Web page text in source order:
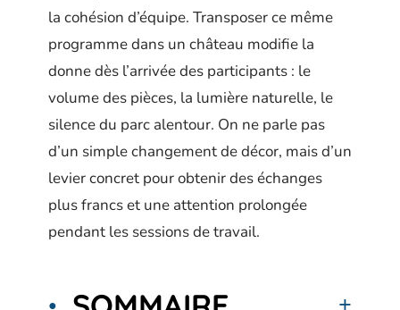
la cohésion d’équipe. Transposer ce même
programme dans un château modifie la
donne dès l’arrivée des participants : le
volume des pièces, la lumière naturelle, le
silence du parc alentour. On ne parle pas
d’un simple changement de décor, mais d’un
levier concret pour obtenir des échanges
plus francs et une attention prolongée
pendant les sessions de travail.